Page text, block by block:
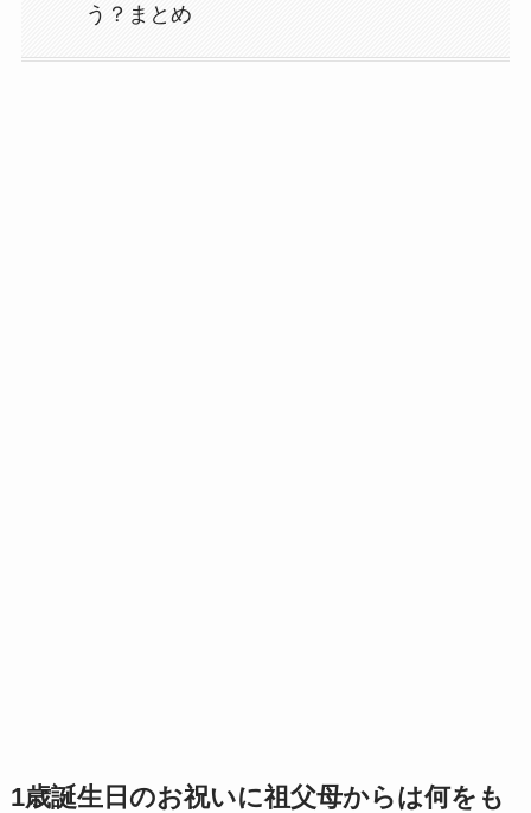
う？まとめ
1歳誕生日のお祝いに祖父母からは何をも